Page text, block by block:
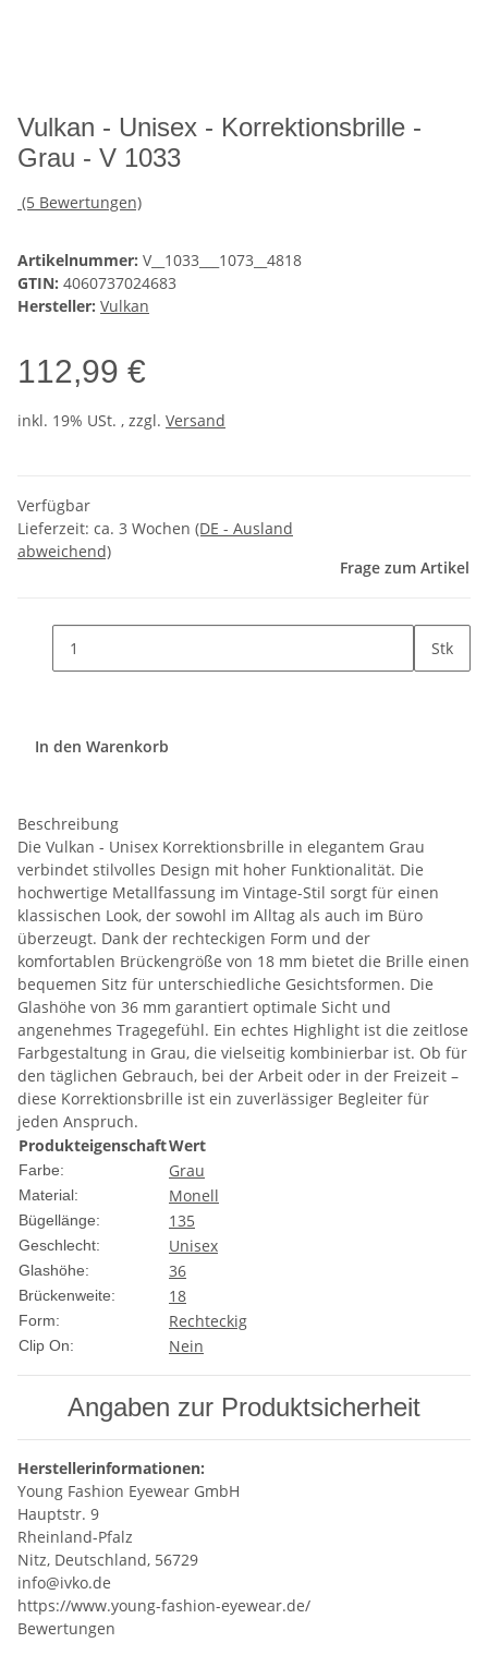
Vulkan - Unisex - Korrektionsbrille -
Grau - V 1033
(5 Bewertungen)
Artikelnummer: V__1033___1073__4818
GTIN: 4060737024683
Hersteller: Vulkan
112,99 €
inkl. 19% USt. , zzgl. Versand
Verfügbar
Lieferzeit: ca. 3 Wochen (DE - Ausland
abweichend)
Frage zum Artikel
Stk
In den Warenkorb
Beschreibung
Die Vulkan - Unisex Korrektionsbrille in elegantem Grau
verbindet stilvolles Design mit hoher Funktionalität. Die
hochwertige Metallfassung im Vintage-Stil sorgt für einen
klassischen Look, der sowohl im Alltag als auch im Büro
überzeugt. Dank der rechteckigen Form und der
komfortablen Brückengröße von 18 mm bietet die Brille einen
bequemen Sitz für unterschiedliche Gesichtsformen. Die
Glashöhe von 36 mm garantiert optimale Sicht und
angenehmes Tragegefühl. Ein echtes Highlight ist die zeitlose
Farbgestaltung in Grau, die vielseitig kombinierbar ist. Ob für
den täglichen Gebrauch, bei der Arbeit oder in der Freizeit –
diese Korrektionsbrille ist ein zuverlässiger Begleiter für
jeden Anspruch.
ProdukteigenschaftWert
Farbe: Grau
Material: Monell
Bügellänge: 135
Geschlecht: Unisex
Glashöhe: 36
Brückenweite: 18
Form: Rechteckig
Clip On: Nein
Angaben zur Produktsicherheit
Herstellerinformationen:
Young Fashion Eyewear GmbH
Hauptstr. 9
Rheinland-Pfalz
Nitz, Deutschland, 56729
info@ivko.de
https://www.young-fashion-eyewear.de/
Bewertungen